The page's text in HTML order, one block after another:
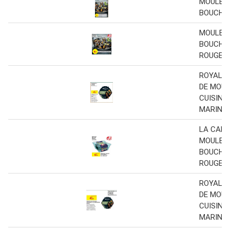
MOULES
ROUGE
ROYAL
DE
LA
MOULES
ROUGE
ROYAL
DE